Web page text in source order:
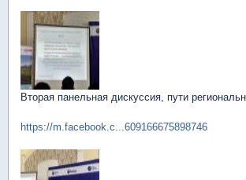
Вторая панельная дискуссия, пути
https://m.facebook.c...609166675898746